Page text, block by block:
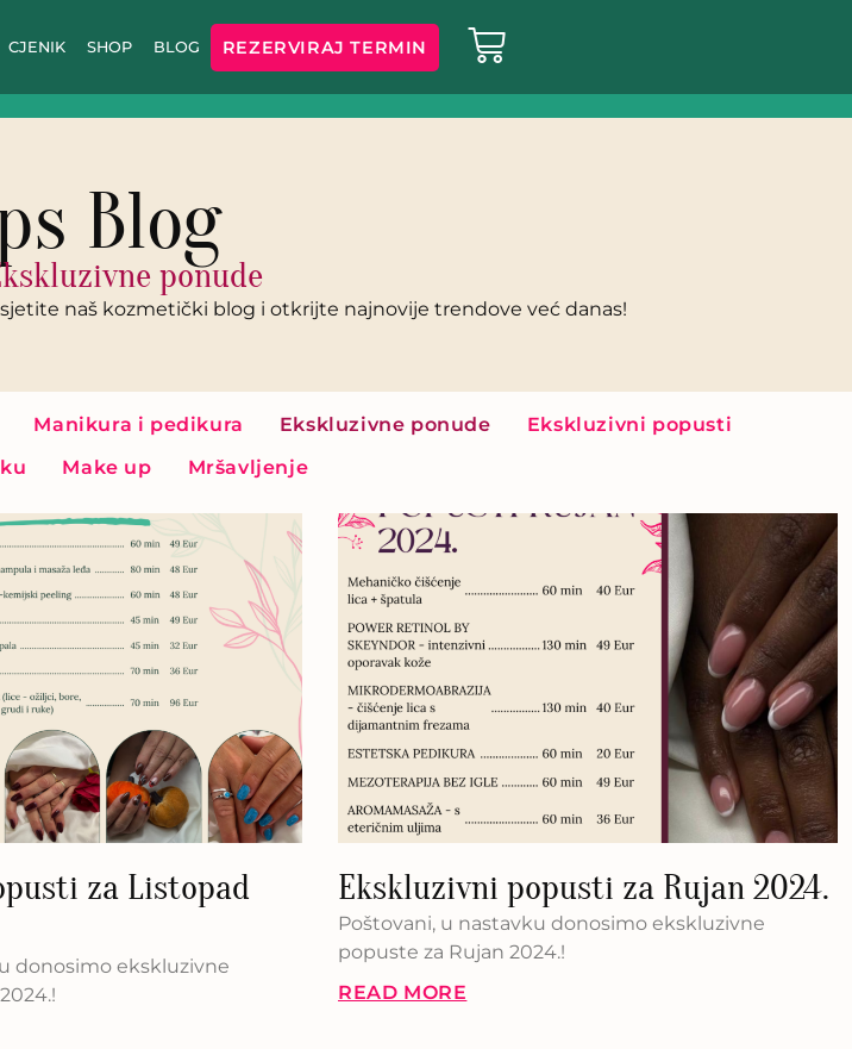
CJENIK SHOP BLOG REZERVIRAJ TERMIN
Blog
ponude
naš kozmetički blog i otkrijte najnovije trendove već danas!
Manikura i pedikura Ekskluzivne ponude
Ekskluzivni popusti
Make up Mršavljenje
za Listopad
donosimo ekskluzivne
Ekskluzivni popusti za Rujan 2024.
Poštovani, u nastavku donosimo ekskluzivne
popuste za Rujan 2024.!
READ MORE